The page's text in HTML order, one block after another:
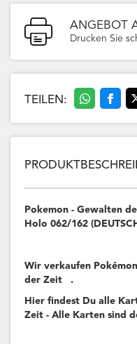
ANGEBOT
Drucken Sie
TEILEN:
Pokemon - Gewalten
Holo 062/162
Wir verkaufen
der Zeit .
Hier findest Du alle
Zeit - Alle Karten sind